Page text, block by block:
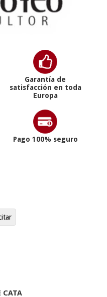
Garantía de
satisfacción en toda
Europa
Pago 100% seguro
CATA